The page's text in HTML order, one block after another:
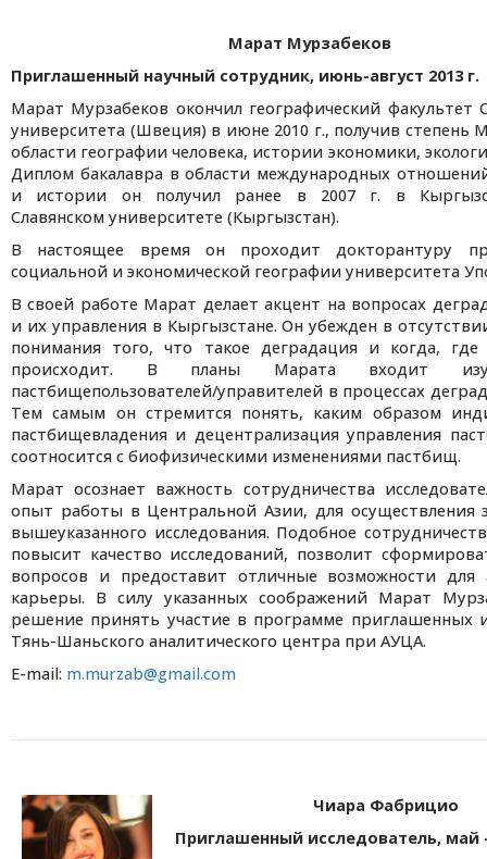
Марат Мурзабеков
Приглашенный научный сотрудник, июнь-август 2013 г.
Марат Мурзабеков окончил географический факультет
университета (Швеция) в июне 2010 г., получив степень
области географии человека, истории экономики,
Диплом бакалавра в области международных
и истории он получил ранее в 2007 г. в
Славянском университете (Кыргызстан).
В настоящее время он проходит докторантуру
социальной и экономической географии университета
В своей работе Марат делает акцент на вопросах
и их управления в Кыргызстане. Он убежден в
понимания того, что такое деградация и когда,
происходит. В планы Марата входит
пастбищепользователей/управителей в процессах
Тем самым он стремится понять, каким образом
пастбищевладения и децентрализация управления
соотносится с биофизическими изменениями пастбищ.
Марат осознает важность сотрудничества
опыт работы в Центральной Азии, для осуществления
вышеуказанного исследования. Подобное
повысит качество исследований, позволит
вопросов и предоставит отличные возможности для
карьеры. В силу указанных соображений Марат
решение принять участие в программе приглашенных
Тянь-Шаньского аналитического центра при АУЦА.
E-mail: m.murzab@gmail.com
Чиара Фабрицио
Приглашенный исследователь, май